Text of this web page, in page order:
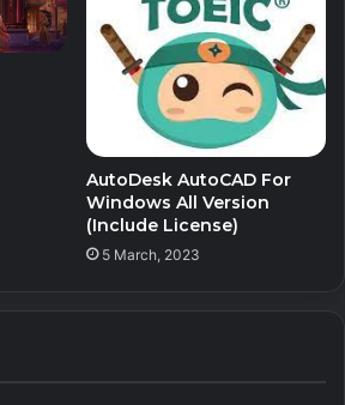
PITVN
AutoDesk AutoCAD For
Windows All Version
(Include License)
5 March, 2023